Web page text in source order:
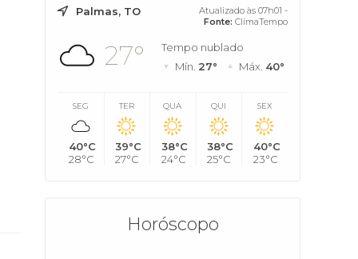
Palmas, TO
Atualizado às 07h01 -
Fonte: ClimaTempo
27°
Tempo nublado
Mín. 27° Máx. 40°
SEG
40°C
28°C
TER
39°C
27°C
QUA
38°C
24°C
QUI
38°C
25°C
SEX
40°C
23°C
Horóscopo